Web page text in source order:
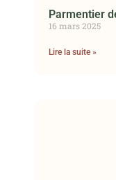
Parmentier
16 mars 2025
Lire la suite »